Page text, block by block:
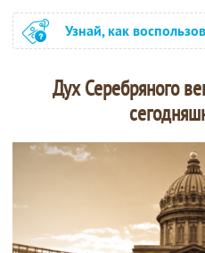
Узнай, как
Дух Серебряного